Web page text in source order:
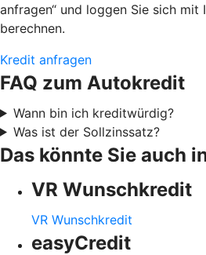
anfragen“ und loggen Sie sich
berechnen.
Kredit anfragen
FAQ zum Autokredit
Wann bin ich kreditwürdig?
Was ist der Sollzinssatz?
Das könnte Sie auch
VR Wunschkredit
VR Wunschkredit
easyCredit